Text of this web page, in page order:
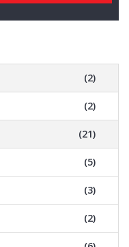
(2)
(2)
(21)
(5)
(3)
(2)